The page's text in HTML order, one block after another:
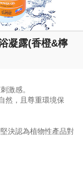
凝露(香橙&檸
激感。
然，且尊重環境保
決認為植物性產品對